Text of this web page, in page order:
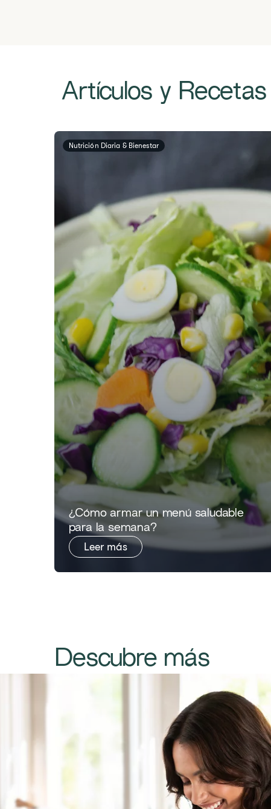
​​​ ​Artículos y Recetas​
​​Nutrición Diaria & Bienestar​
​​​¿Cómo armar un menú saludable
para la semana?​​
Leer más
Descubre más